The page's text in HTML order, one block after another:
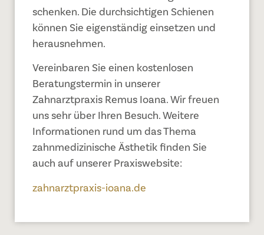
schenken. Die durchsichtigen Schienen
können Sie eigenständig einsetzen und
herausnehmen.
Vereinbaren Sie einen kostenlosen
Beratungstermin in unserer
Zahnarztpraxis Remus Ioana. Wir freuen
uns sehr über Ihren Besuch. Weitere
Informationen rund um das Thema
zahnmedizinische Ästhetik finden Sie
auch auf unserer Praxiswebsite:
zahnarztpraxis-ioana.de